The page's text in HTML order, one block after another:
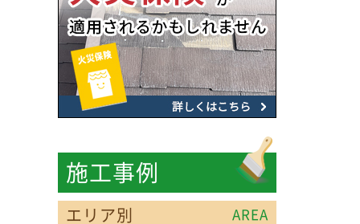
施工事例
エリア別 AREA